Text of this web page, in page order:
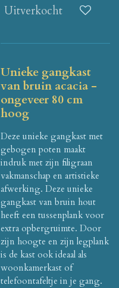
Uitverkocht
Unieke gangkast
van bruin acacia -
ongeveer 80 cm
hoog
Deze unieke gangkast met
gebogen poten maakt
indruk met zijn filigraan
vakmanschap en artistieke
afwerking. Deze unieke
gangkast van bruin hout
heeft een tussenplank voor
extra opbergruimte. Door
zijn hoogte en zijn legplank
is de kast ook ideaal als
woonkamerkast of
telefoontafeltje in je gang.